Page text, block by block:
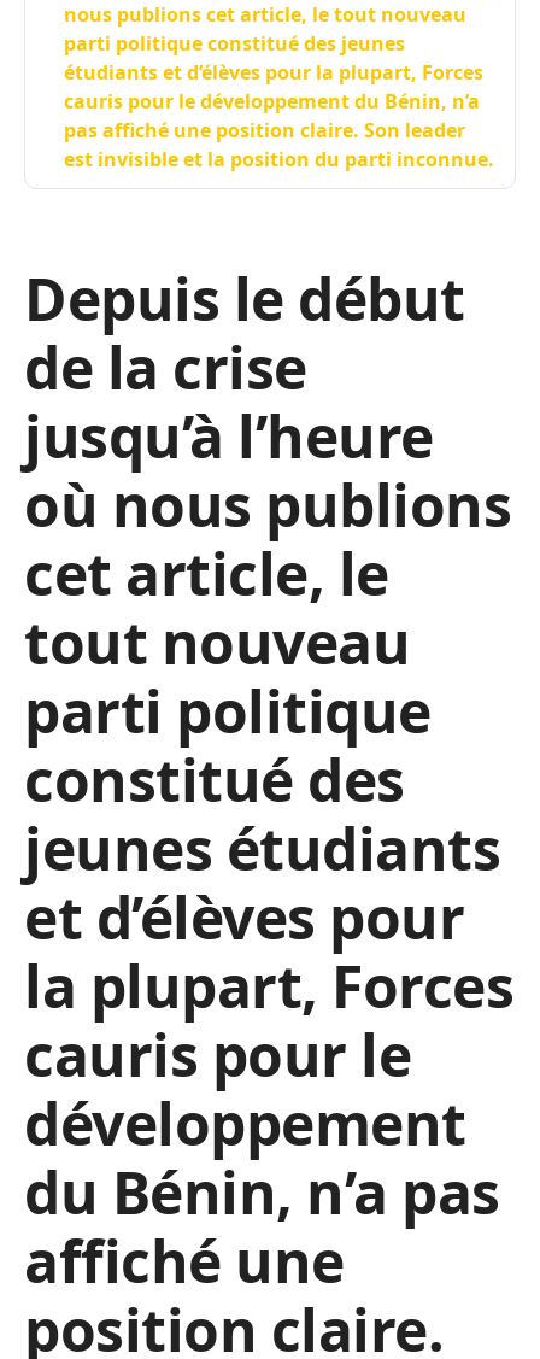
nous publions cet article, le tout nouveau
parti politique constitué des jeunes
étudiants et d’élèves pour la plupart, Forces
cauris pour le développement du Bénin, n’a
pas affiché une position claire. Son leader
est invisible et la position du parti inconnue.
Depuis le début
de la crise
jusqu’à l’heure
où nous publions
cet article, le
tout nouveau
parti politique
constitué des
jeunes étudiants
et d’élèves pour
la plupart, Forces
cauris pour le
développement
du Bénin, n’a pas
affiché une
position claire.